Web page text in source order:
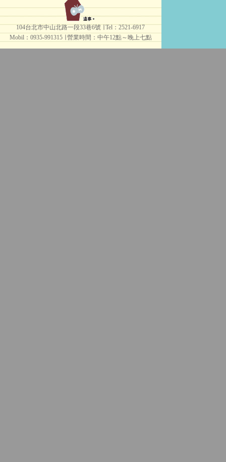
104台北市中山北路一段33巷6號 ∣ Tel：2521-6917
Mobil：0935-991315 ∣
營業時間：中午12點～晚上七點